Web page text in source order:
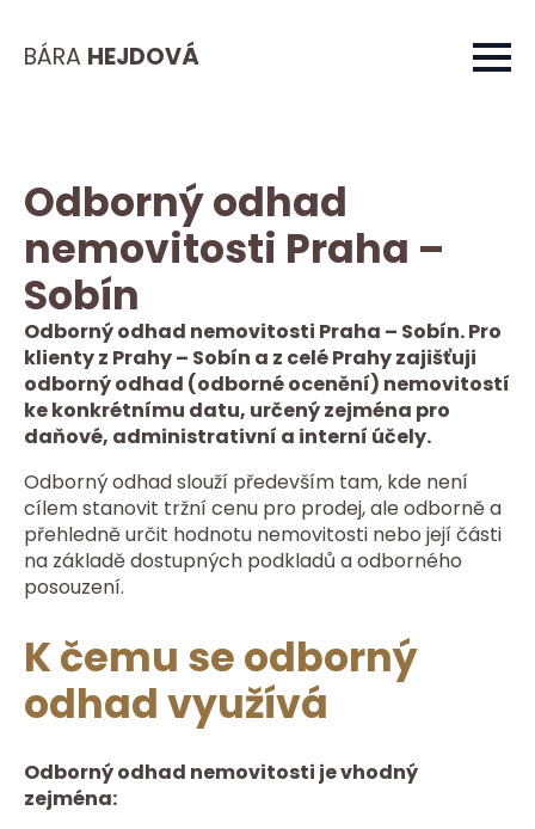
BÁRA HEJDOVÁ
Odborný odhad
nemovitosti Praha –
Sobín
Odborný odhad nemovitosti Praha – Sobín. Pro
klienty z Prahy – Sobín a z celé Prahy zajišťuji
odborný odhad (odborné ocenění) nemovitostí
ke konkrétnímu datu, určený zejména pro
daňové, administrativní a interní účely.
Odborný odhad slouží především tam, kde není
cílem stanovit tržní cenu pro prodej, ale odborně a
přehledně určit hodnotu nemovitosti nebo její části
na základě dostupných podkladů a odborného
posouzení.
K čemu se odborný
odhad využívá
Odborný odhad nemovitosti je vhodný
zejména: